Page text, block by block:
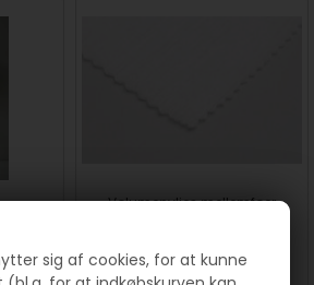
sig af cookies, for at kunne
Volumenvlies mellemfoer
60,00 DKK pr. meter